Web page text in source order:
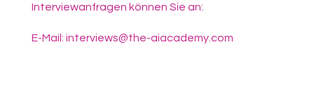
Interviewanfragen können Sie an:
E-Mail: interviews@the-aiacademy.com